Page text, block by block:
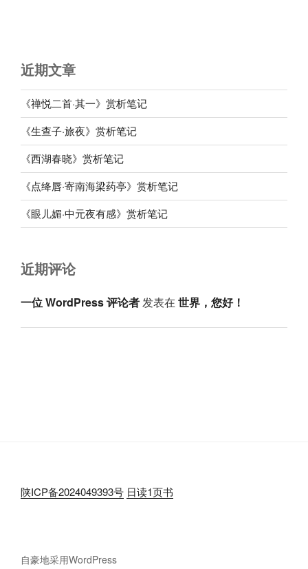
近期文章
《禅悦二首·其一》赏析笔记
《生查子·旅夜》赏析笔记
《西湖春晓》赏析笔记
《点绛唇·寄南海梁药亭》赏析笔记
《眼儿媚·中元夜有感》赏析笔记
近期评论
一位 WordPress 评论者发表在 世界，您好！
陕ICP备2024049393号 日读1页书
自豪地采用WordPress